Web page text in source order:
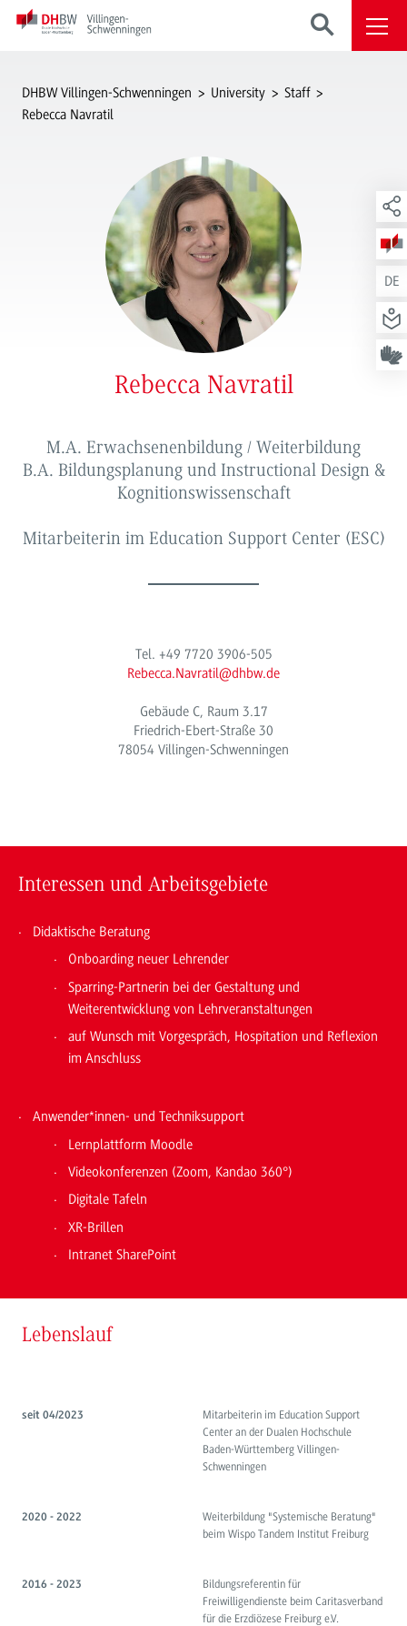
DE
DHBW Villingen-Schwenningen University
Staff
Rebecca Navratil
Rebecca Navratil
M.A. Erwachsenenbildung / Weiterbildung
B.A. Bildungsplanung und Instructional Design &
Kognitionswissenschaft
Mitarbeiterin im Education Support Center (ESC)
Tel. +49 7720 3906-505
Rebecca.Navratil@dhbw.de
Gebäude C, Raum 3.17
Friedrich-Ebert-Straße 30
78054 Villingen-Schwenningen
Interessen und Arbeitsgebiete
Didaktische Beratung
Onboarding neuer Lehrender
Sparring-Partnerin bei der Gestaltung und
Weiterentwicklung von Lehrveranstaltungen
auf Wunsch mit Vorgespräch, Hospitation und Reflexion
im Anschluss
Anwender*innen- und Techniksupport
Lernplattform Moodle
Videokonferenzen (Zoom, Kandao 360°)
Digitale Tafeln
XR-Brillen
Intranet SharePoint
Lebenslauf
seit 04/2023
Mitarbeiterin im Education Support
Center an der Dualen Hochschule
Baden-Württemberg Villingen-
Schwenningen
2020 - 2022
Weiterbildung "Systemische Beratung"
beim Wispo Tandem Institut Freiburg
2016 - 2023
Bildungsreferentin für
Freiwilligendienste beim Caritasverband
für die Erzdiözese Freiburg e.V.